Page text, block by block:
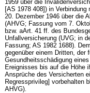
1959 über die
[AS 1978 408]) in
20. Dezember 1946 über die
(AHVG; Fassung vom 7.
bzw. aArt. 41 ff. des
Unfallversicherung (UVG; in
Fassung; AS 1982 1688).
gegenüber einem Dritten, der
Gesundheitsschädigung
Ereignisses bis auf die Höhe
Ansprüche des Versicherten
Regressprivileg] vorbehalten
AHVG).